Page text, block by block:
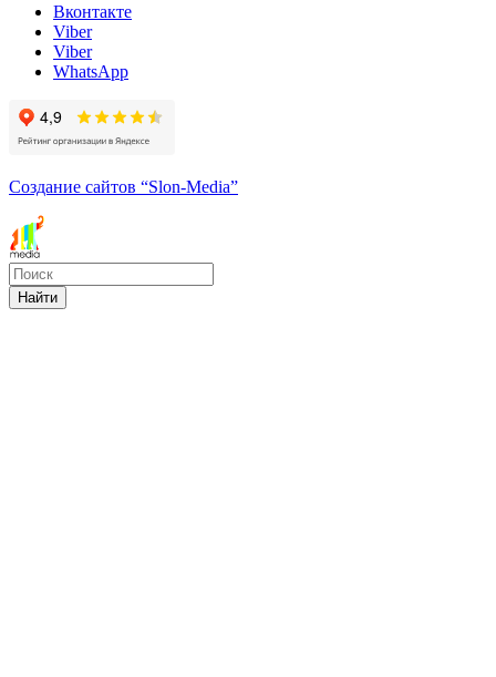
Вконтакте
Viber
Viber
WhatsApp
Создание сайтов “Slon-Media”
Найти